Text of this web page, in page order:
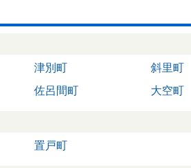
津別町
斜里町
佐呂間町 大空町
置戸町